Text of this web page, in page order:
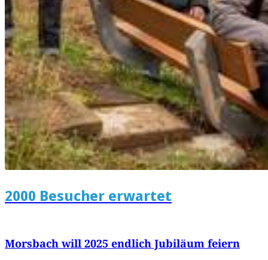
2000 Besucher erwartet
Morsbach will 2025 endlich Jubiläum feiern